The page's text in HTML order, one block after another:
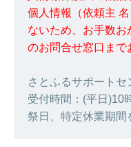
個人情報（依頼主
ないため、お手数
のお問合せ窓口まで
さとふるサポート
受付時間：(平日)10
祭日、特定休業期間